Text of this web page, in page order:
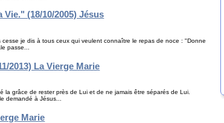
(18/10/2005) Jésus
je dis à tous ceux qui veulent connaître le repas de noce : "Donne
passe...
2013) La Vierge Marie
grâce de rester près de Lui et de ne jamais être séparés de Lui.
demandé à Jésus...
Marie